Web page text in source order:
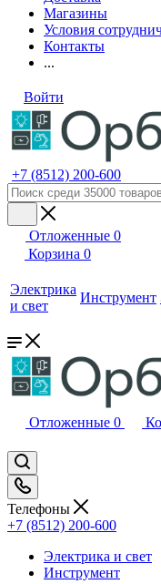
Магазины
Условия
Контакты
...
Войти
+7 (8512) 200-600
Отложенные 0
Корзина 0
Электрика
и свет
Инструмент
Отложенные 0
Телефоны
+7 (8512) 200-600
Электрика и свет
Инструмент